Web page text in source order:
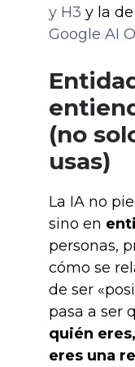
y H3 y la de
Google AI
(no
usas)
La IA no
sino en
personas,
cómo se
de ser
pasa a ser
quién
eres una